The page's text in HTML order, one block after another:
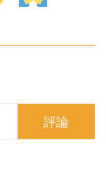
評論